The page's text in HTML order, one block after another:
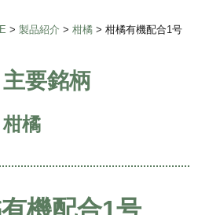
> 製品紹介 > 柑橘> 柑橘有機配合1号
要銘柄
柑橘
機配合1号